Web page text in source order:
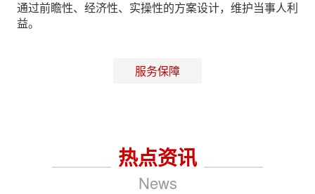
通过前瞻性、经济性、实操性的方案设计，维护当事人利
益。
服务保障
热点资讯
News